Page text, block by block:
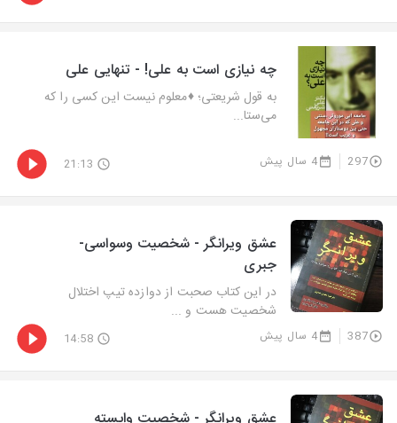
چه نیازی است به علی! - تنهایی علی
به قول شریعتی؛ ♦️معلوم نیست این کسی را که
می‌ستا...
297 4 سال پیش 21:13
عشق ویرانگر - شخصیت وسواسی-
جبری
در این کتاب صحبت از دوازده تیپ اختلال
شخصیت هست و ...
387 4 سال پیش 14:58